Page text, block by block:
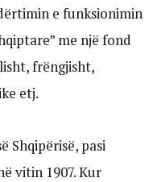
e funksionimin
me një fond
frëngjisht,
etj.
Shqipërisë, pasi
vitin 1907. Kur